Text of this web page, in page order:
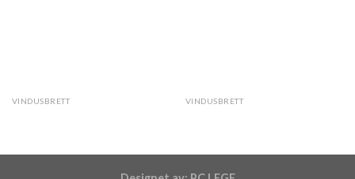
VINDUSBRETT VINDUSBRETT